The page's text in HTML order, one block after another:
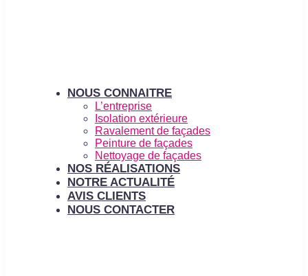
NOUS CONNAITRE
L’entreprise
Isolation extérieure
Ravalement de façades
Peinture de façades
Nettoyage de façades
NOS RÉALISATIONS
NOTRE ACTUALITÉ
AVIS CLIENTS
NOUS CONTACTER